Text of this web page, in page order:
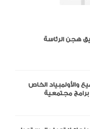
والأولمبياد الخاص